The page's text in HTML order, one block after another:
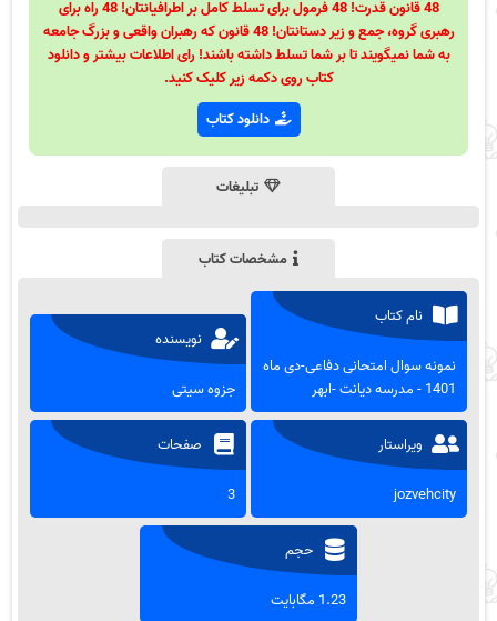
48 قانون قدرت! 48 فرمول برای تسلط کامل بر اطرافیانتان! 48 راه برای
رهبری گروه، جمع و زیر دستانتان! 48 قانون که رهبران واقعی و بزرگ جامعه
به شما نمیگویند تا بر شما تسلط داشته باشند! رای اطلاعات بیشتر و دانلود
کتاب روی دکمه زیر کلیک کنید.
دانلود کتاب
تبلیغات
مشخصات کتاب
نام کتاب
نمونه سوال امتحانی دفاعی-دی ماه
1401 - مدرسه دیانت -ابهر
نویسنده
جزوه سیتی
ویراستار
jozvehcity
صفحات
3
حجم
1.23 مگابایت